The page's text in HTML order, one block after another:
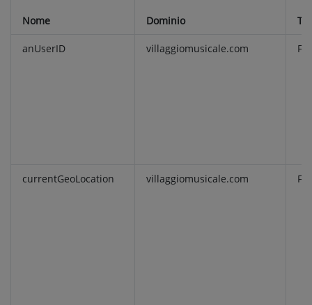
Nome Dominio
anUserID villaggiomusicale.com
currentGeoLocation villaggiomusicale.com